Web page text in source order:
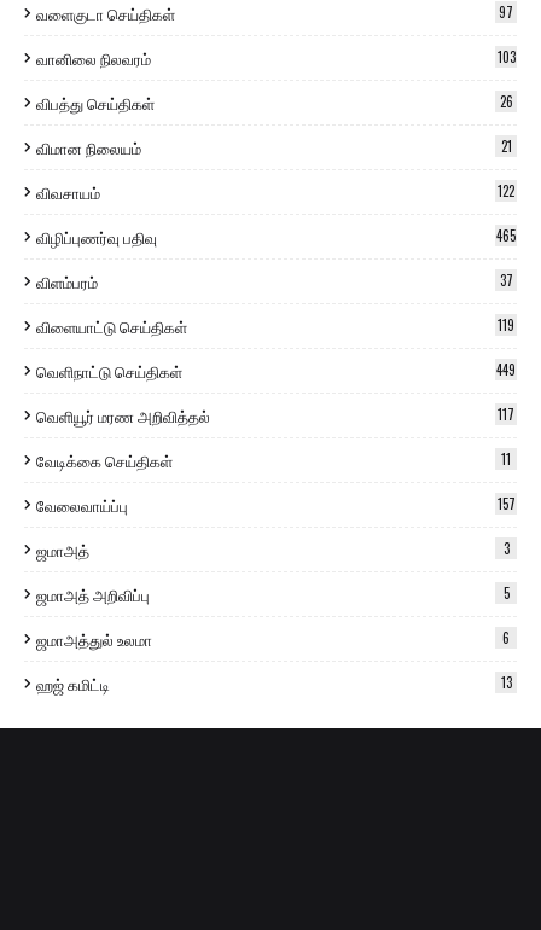
வளைகுடா செய்திகள் 97
வானிலை நிலவரம் 103
விபத்து செய்திகள் 26
விமான நிலையம் 21
விவசாயம் 122
விழிப்புணர்வு பதிவு 465
விளம்பரம் 37
விளையாட்டு செய்திகள் 119
வெளிநாட்டு செய்திகள் 449
வெளியூர் மரண அறிவித்தல் 117
வேடிக்கை செய்திகள் 11
வேலைவாய்ப்பு 157
ஜமாஅத் 3
ஜமாஅத் அறிவிப்பு 5
ஜமாஅத்துல் உலமா 6
ஹஜ் கமிட்டி 13